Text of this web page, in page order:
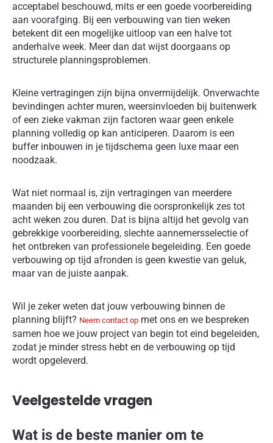
acceptabel beschouwd, mits er een goede voorbereiding
aan voorafging. Bij een verbouwing van tien weken
betekent dit een mogelijke uitloop van een halve tot
anderhalve week. Meer dan dat wijst doorgaans op
structurele planningsproblemen.
Kleine vertragingen zijn bijna onvermijdelijk. Onverwachte
bevindingen achter muren, weersinvloeden bij buitenwerk
of een zieke vakman zijn factoren waar geen enkele
planning volledig op kan anticiperen. Daarom is een
buffer inbouwen in je tijdschema geen luxe maar een
noodzaak.
Wat niet normaal is, zijn vertragingen van meerdere
maanden bij een verbouwing die oorspronkelijk zes tot
acht weken zou duren. Dat is bijna altijd het gevolg van
gebrekkige voorbereiding, slechte aannemersselectie of
het ontbreken van professionele begeleiding. Een goede
verbouwing op tijd afronden is geen kwestie van geluk,
maar van de juiste aanpak.
Wil je zeker weten dat jouw verbouwing binnen de
planning blijft? Neem contact op met ons en we bespreken
samen hoe we jouw project van begin tot eind begeleiden,
zodat je minder stress hebt en de verbouwing op tijd
wordt opgeleverd.
Veelgestelde vragen
Wat is de beste manier om te